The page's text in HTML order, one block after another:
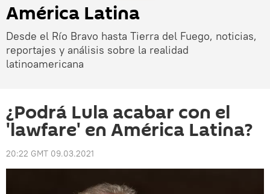
América Latina
Desde el Río Bravo hasta Tierra del Fuego, noticias,
reportajes y análisis sobre la realidad
latinoamericana
¿Podrá Lula acabar con el
'lawfare' en América Latina?
20:22 GMT 09.03.2021